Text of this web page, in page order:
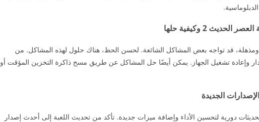
2 وكيفية حلها
قد تواجه بعض المشاكل الشائعة. لحسن الحظ، هناك حلول لهذه المشاكل. من
وإعادة تشغيل الجهاز. يمكن أيضًا حل المشاكل عن طريق مسح ذاكرة التخزين المؤقت أو
دورية لتحسين الأداء وإضافة ميزات جديدة. تأكد من تحديث اللعبة إلى أحدث إصدار